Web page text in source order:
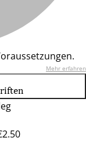
Mehr erfahren